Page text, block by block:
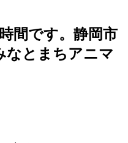
間です。静岡市
なとまちアニマ